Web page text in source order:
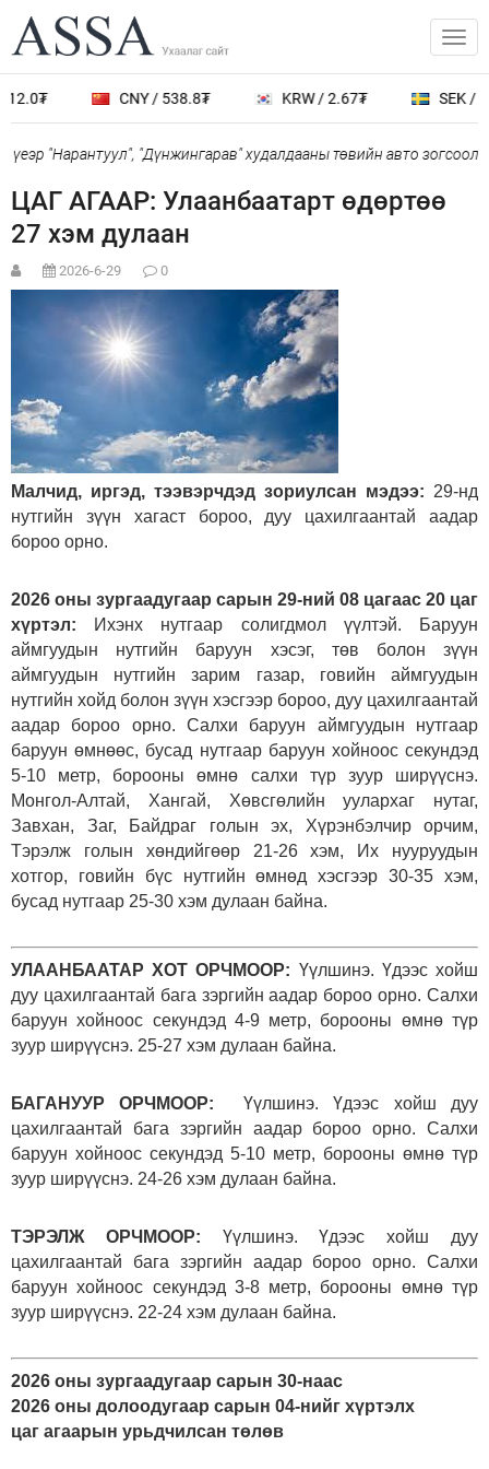
CNY / 538.8₮ KRW / 2.67₮ SEK /
"Нарантуул", "Дүнжингарав" худалдааны төвийн авто зогсоолыг
ЦАГ АГААР: Улаанбаатарт өдөртөө
27 хэм дулаан
2026-6-29 0
Малчид, иргэд, тээвэрчдэд зориулсан мэдээ: 29-нд
нутгийн зүүн хагаст бороо, дуу цахилгаантай аадар
бороо орно.
2026 оны зургаадугаар сарын 29-ний 08 цагаас 20 цаг
хүртэл: Ихэнх нутгаар солигдмол үүлтэй. Баруун
аймгуудын нутгийн баруун хэсэг, төв болон зүүн
аймгуудын нутгийн зарим газар, говийн аймгуудын
нутгийн хойд болон зүүн хэсгээр бороо, дуу цахилгаантай
аадар бороо орно. Салхи баруун аймгуудын нутгаар
баруун өмнөөс, бусад нутгаар баруун хойноос секундэд
5-10 метр, борооны өмнө салхи түр зуур ширүүснэ.
Монгол-Алтай, Хангай, Хөвсгөлийн уулархаг нутаг,
Завхан, Заг, Байдраг голын эх, Хүрэнбэлчир орчим,
Тэрэлж голын хөндийгөөр 21-26 хэм, Их нууруудын
хотгор, говийн бүс нутгийн өмнөд хэсгээр 30-35 хэм,
бусад нутгаар 25-30 хэм дулаан байна.
УЛААНБААТАР ХОТ ОРЧМООР: Үүлшинэ. Үдээс хойш
дуу цахилгаантай бага зэргийн аадар бороо орно. Салхи
баруун хойноос секундэд 4-9 метр, борооны өмнө түр
зуур ширүүснэ. 25-27 хэм дулаан байна.
БАГАНУУР ОРЧМООР:
Үүлшинэ. Үдээс хойш дуу
цахилгаантай бага зэргийн аадар бороо орно. Салхи
баруун хойноос секундэд 5-10 метр, борооны өмнө түр
зуур ширүүснэ. 24-26 хэм дулаан байна.
ТЭРЭЛЖ ОРЧМООР: Үүлшинэ. Үдээс хойш дуу
цахилгаантай бага зэргийн аадар бороо орно. Салхи
баруун хойноос секундэд 3-8 метр, борооны өмнө түр
зуур ширүүснэ. 22-24 хэм дулаан байна.
2026 оны зургаадугаар сарын 30-наас
2026 оны долоодугаар сарын 04-нийг хүртэлх
цаг агаарын урьдчилсан төлөв